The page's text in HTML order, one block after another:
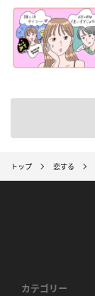
トップ 恋する
カテゴリー